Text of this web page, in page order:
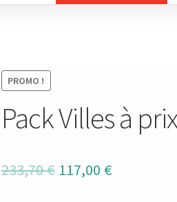
PROMO !
Pack Villes à
233,70€ Le
117,00 €Le